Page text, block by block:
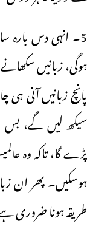
5۔ انہی دس
ہوگی، زبانیں
پانچ زبانیں آنی
سیکھ لیں گے، بس
پڑے گا، تاکہ وہ
ہوسکیں۔ پھر ان
طریقہ ہونا ضروری